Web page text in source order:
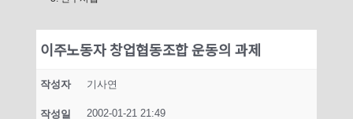
이주노동자 창업협동조합 운동의 과제
작성자 기사연
작성일 2002-01-21 21:49